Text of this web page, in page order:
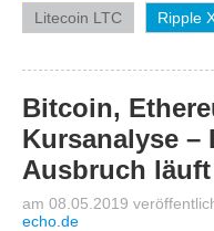
Litecoin LTC Ripple
Bitcoin,
Kursanalyse –
Ausbruch
am 08.05.2019
echo.de